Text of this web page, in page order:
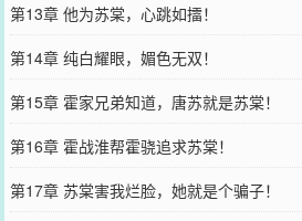
第13章 他为苏棠，心跳如擂！
第14章 纯白耀眼，媚色无双！
第15章 霍家兄弟知道，唐苏就是苏棠！
第16章 霍战淮帮霍骁追求苏棠！
第17章 苏棠害我烂脸，她就是个骗子！